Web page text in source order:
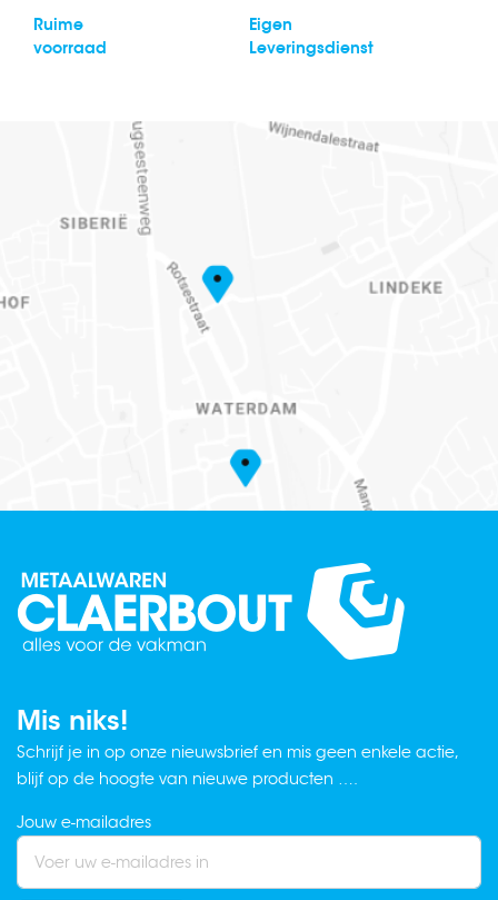
Ruime
voorraad
Eigen
Leveringsdienst
Mis niks!
Schrijf je in op onze nieuwsbrief en mis geen enkele actie,
blijf op de hoogte van nieuwe producten ….
Jouw e-mailadres